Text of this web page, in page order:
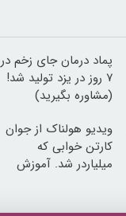
پماد درمان جای زخم در
۷ روز در یزد تولید شد!
(مشاوره بگیرید)
ویدیو هولناک از جوان
کارتن خوابی که
میلیاردر شد. آموزش